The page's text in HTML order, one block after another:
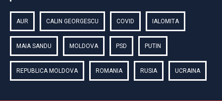
AUR CALIN GEORGESCU COVID IALOMITA
MAIA SANDU MOLDOVA PSD PUTIN
REPUBLICA MOLDOVA ROMANIA RUSIA UCRAINA